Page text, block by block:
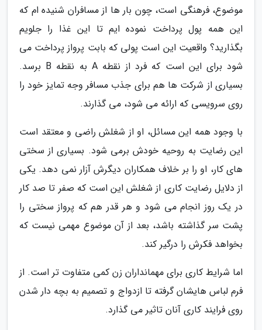
موضوع، فرهنگی است، چون بار ها از مسافران شنیده ام که
این همه پول پرداخت نموده ایم تا این غذا را جلویم
بگذارید؟ واقعیت این است پولی که بابت پرواز پرداخت می
شود برای این است که فرد از نقطه A به نقطه B برسد.
بسیاری از شرکت ها هم برای جذب مسافر وجه تمایز خود را
روی سرویسی که ارائه می شود، می گذارند.
با وجود همه این مسائل، او از شغلش راضی و معتقد است
این رضایت به روحیه خودش برمی شود. بسیاری از سختی
های کار، او را بر خلاف همکاران دیگرش آزار نمی دهد. یکی
از دلایل رضایت کاری از شغلش این است که صفر تا صد کار
در یک روز انجام می شود و هر قدر هم که پرواز سختی را
پشت سر گذاشته باشد، بعد از آن موضوع مهمی نیست که
بخواهد فکرش را درگیر کند.
اما شرایط کاری برای مهمانداران زن کمی متفاوت تر است. از
فرم لباس هایشان گرفته تا ازدواج و تصمیم به بچه دار شدن
روی فرایند کاری آنان تاثیر می گذارد.